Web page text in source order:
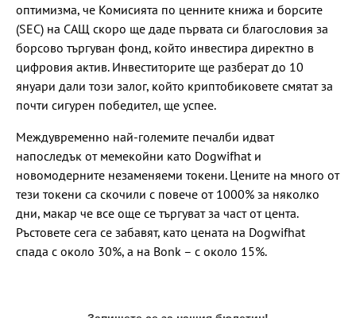
оптимизма, че Комисията по ценните книжа и борсите
(SEC) на САЩ скоро ще даде първата си благословия за
борсово търгуван фонд, който инвестира директно в
цифровия актив. Инвеститорите ще разберат до 10
януари дали този залог, който криптобиковете смятат за
почти сигурен победител, ще успее.
Междувременно най-големите печалби идват
напоследък от мемекойни като Dogwifhat и
новомодерните незаменяеми токени. Цените на много от
тези токени са скочили с повече от 1000% за няколко
дни, макар че все още се търгуват за част от цента.
Ръстовете сега се забавят, като цената на Dogwifhat
спада с около 30%, а на Bonk – с около 15%.